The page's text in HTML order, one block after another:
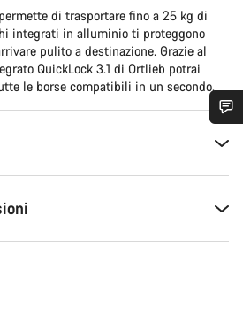
di trasportare fino a 25 kg di
integrati in alluminio ti proteggono
pulito a destinazione. Grazie al
QuickLock 3.1 di Ortlieb potrai
le borse compatibili in un secondo.
Avvia Chat